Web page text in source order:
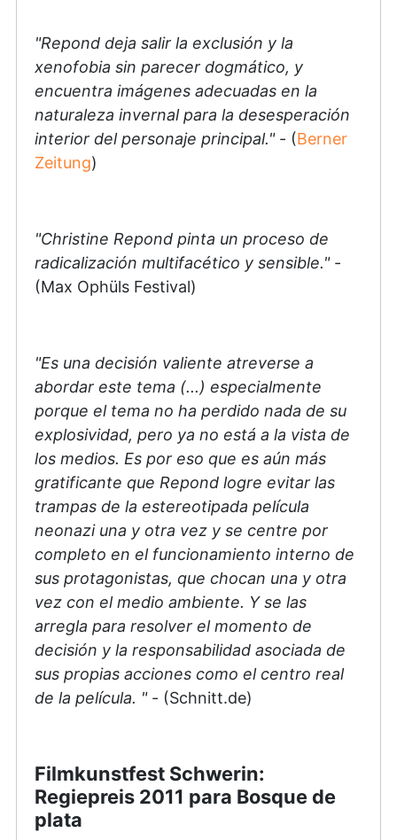
"Repond deja salir la exclusión y la
xenofobia sin parecer dogmático, y
encuentra imágenes adecuadas en la
naturaleza invernal para la desesperación
interior del personaje principal."- (Berner
Zeitung)
"Christine Repond pinta un proceso de
radicalización multifacético y sensible."-
(Max Ophüls Festival)
"Es una decisión valiente atreverse a
abordar este tema (...) especialmente
porque el tema no ha perdido nada de su
explosividad, pero ya no está a la vista de
los medios. Es por eso que es aún más
gratificante que Repond logre evitar las
trampas de la estereotipada película
neonazi una y otra vez y se centre por
completo en el funcionamiento interno de
sus protagonistas, que chocan una y otra
vez con el medio ambiente. Y se las
arregla para resolver el momento de
decisión y la responsabilidad asociada de
sus propias acciones como el centro real
de la película. "- (Schnitt.de)
Filmkunstfest Schwerin:
Regiepreis 2011 para Bosque de
plata